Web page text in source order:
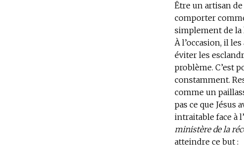
Être un artisan de
comporter
simplement de la
À l’occasion, il
éviter les
problème. C’est
constamment.
comme un
pas ce que Jésus
intraitable face à
ministère de la
atteindre ce but :